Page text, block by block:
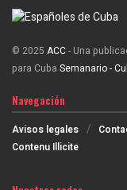
© 2025 ACC- Una
para Cuba Semanario -
Navegación
Avisos legales
Contenu Illicite